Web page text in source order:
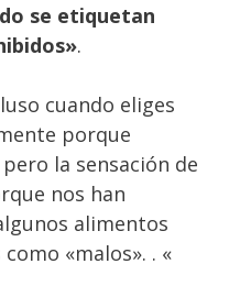
se etiquetan
.
cuando eliges
porque
la sensación de
nos han
alimentos
«malos». . «